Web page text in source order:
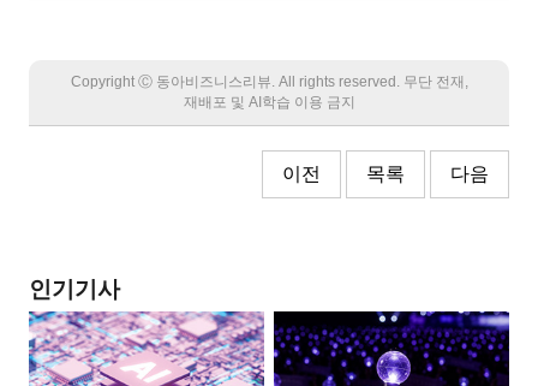
Copyright Ⓒ 동아비즈니스리뷰. All rights reserved. 무단 전재,
재배포 및 AI학습 이용 금지
이전 목록 다음
인기기사